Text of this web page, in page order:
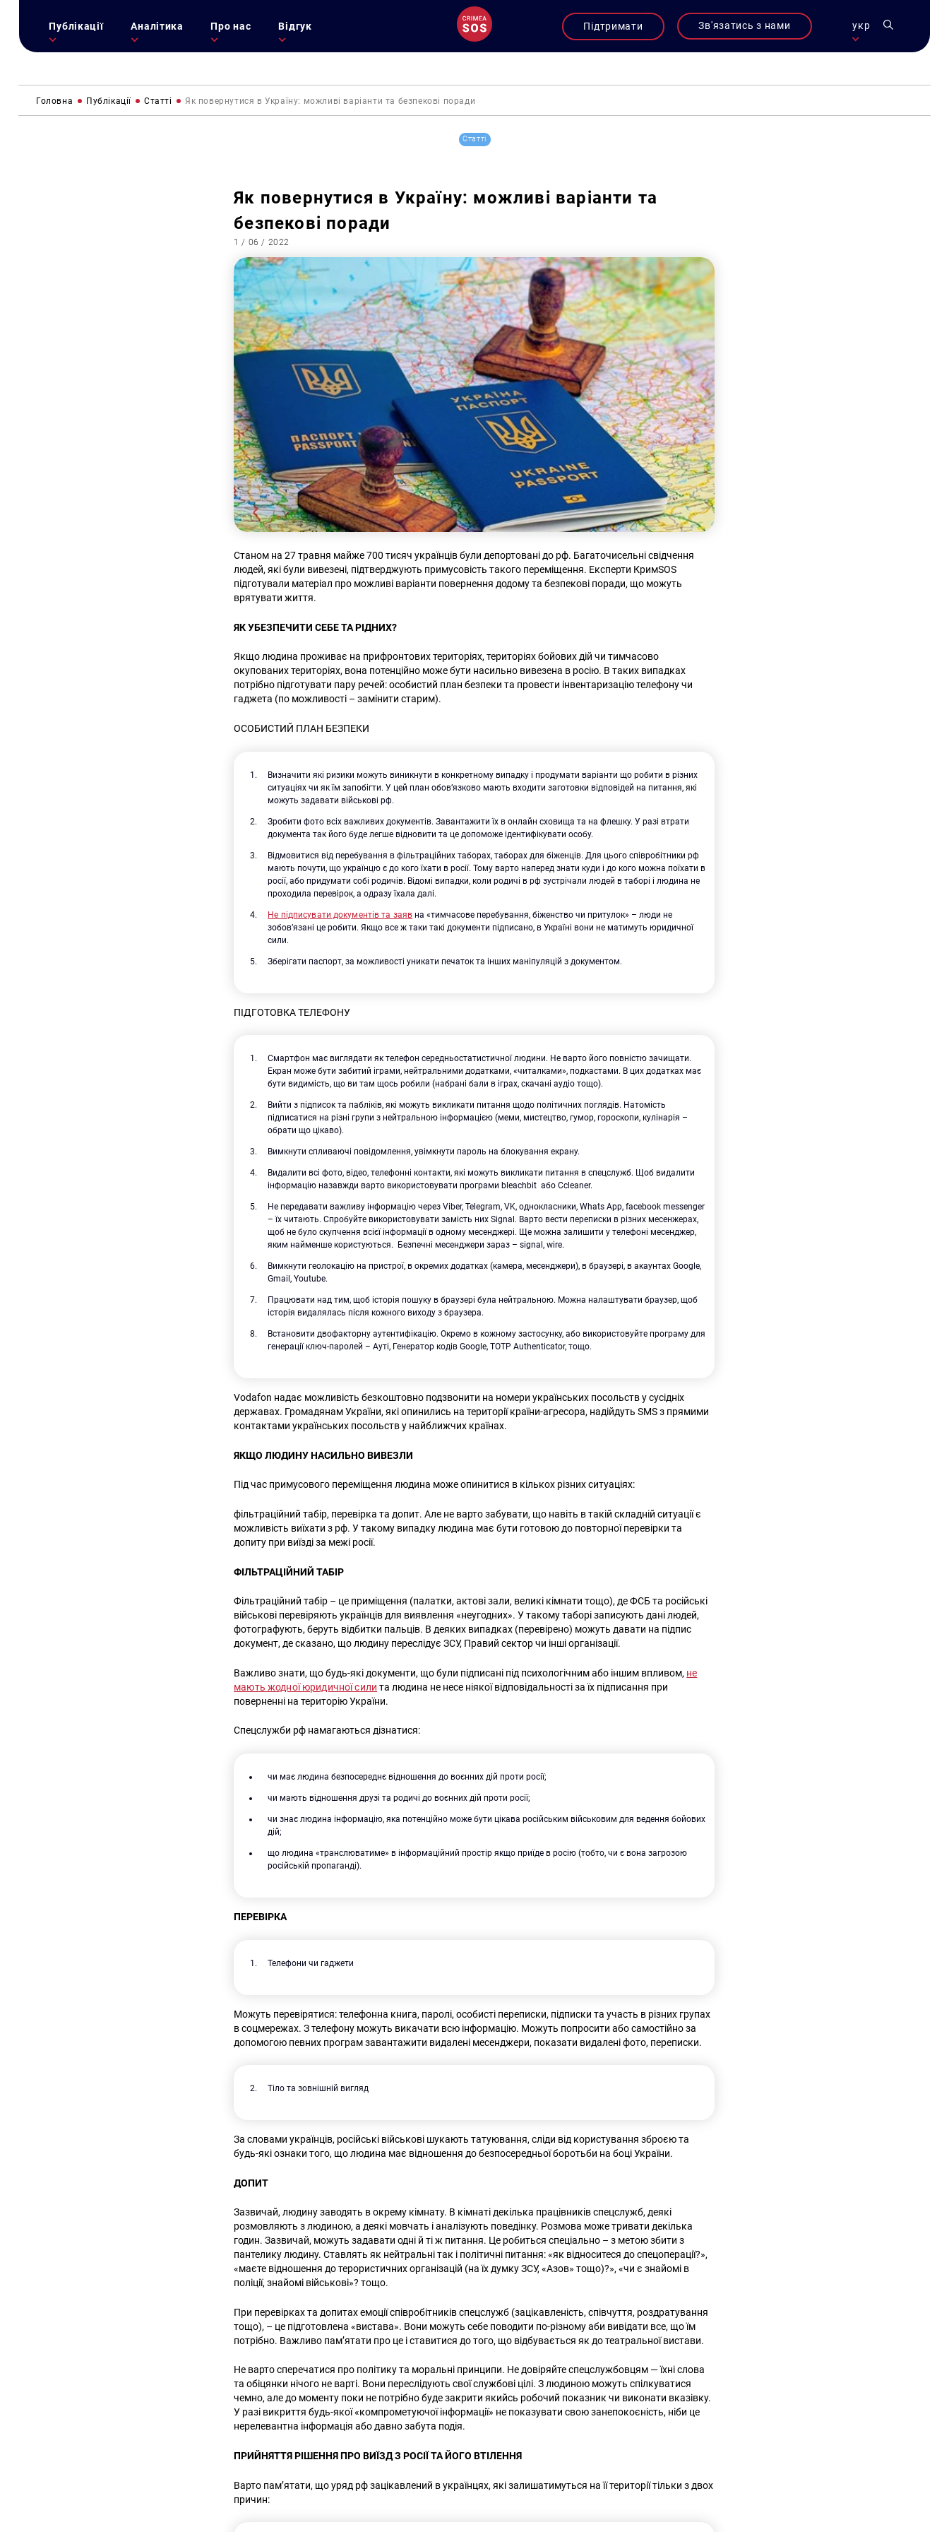
Публікації Аналітика Про нас Відгук Підтримати Зв'язатись з нами укр
Головна Публікації Статті Як повернутися в Україну: можливі варіанти та безпекові поради
Статті
Як повернутися в Україну: можливі варіанти та
безпекові поради
1 / 06 / 2022
Станом на 27 травня майже 700 тисяч українців були депортовані до рф. Багаточисельні свідчення
людей, які були вивезені, підтверджують примусовість такого переміщення. Експерти КримSOS
підготували матеріал про можливі варіанти повернення додому та безпекові поради, що можуть
врятувати життя.
ЯК УБЕЗПЕЧИТИ СЕБЕ ТА РІДНИХ?
Якщо людина проживає на прифронтових територіях, територіях бойових дій чи тимчасово
окупованих територіях, вона потенційно може бути насильно вивезена в росію. В таких випадках
потрібно підготувати пару речей: особистий план безпеки та провести інвентаризацію телефону чи
гаджета (по можливості – замінити старим).
ОСОБИСТИЙ ПЛАН БЕЗПЕКИ
Визначити які ризики можуть виникнути в конкретному випадку і продумати варіанти що робити в різних
ситуаціях чи як їм запобігти. У цей план обов’язково мають входити заготовки відповідей на питання, які
можуть задавати військові рф.
Зробити фото всіх важливих документів. Завантажити їх в онлайн сховища та на флешку. У разі втрати
документа так його буде легше відновити та це допоможе ідентифікувати особу.
Відмовитися від перебування в фільтраційних таборах, таборах для біженців. Для цього співробітники рф
мають почути, що українцю є до кого їхати в росії. Тому варто наперед знати куди і до кого можна поїхати в
росії, або придумати собі родичів. Відомі випадки, коли родичі в рф зустрічали людей в таборі і людина не
проходила перевірок, а одразу їхала далі.
Не підписувати документів та заяв на «тимчасове перебування, біженство чи притулок» – люди не
зобов’язані це робити. Якщо все ж таки такі документи підписано, в Україні вони не матимуть юридичної
сили.
Зберігати паспорт, за можливості уникати печаток та інших маніпуляцій з документом.
ПІДГОТОВКА ТЕЛЕФОНУ
Смартфон має виглядати як телефон середньостатистичної людини. Не варто його повністю зачищати.
Екран може бути забитий іграми, нейтральними додатками, «читалками», подкастами. В цих додатках має
бути видимість, що ви там щось робили (набрані бали в іграх, скачані аудіо тощо).
Вийти з підписок та пабліків, які можуть викликати питання щодо політичних поглядів. Натомість
підписатися на різні групи з нейтральною інформацією (меми, мистецтво, гумор, гороскопи, кулінарія –
обрати що цікаво).
Вимкнути спливаючі повідомлення, увімкнути пароль на блокування екрану.
Видалити всі фото, відео, телефонні контакти, які можуть викликати питання в спецслужб. Щоб видалити
інформацію назавжди варто використовувати програми bleachbit або Ccleaner.
Не передавати важливу інформацію через Viber, Telegram, VK, однокласники, Whats App, facebook messenger
– їх читають. Спробуйте використовувати замість них Signal. Варто вести переписки в різних месенжерах,
щоб не було скупчення всієї інформації в одному месенджері. Ще можна залишити у телефоні месенджер,
яким найменше користуються. Безпечні месенджери зараз – signal, wire.
Вимкнути геолокацію на пристрої, в окремих додатках (камера, месенджери), в браузері, в акаунтах Google,
Gmail, Youtube.
Працювати над тим, щоб історія пошуку в браузері була нейтральною. Можна налаштувати браузер, щоб
історія видалялась після кожного виходу з браузера.
Встановити двофакторну аутентифікацію. Окремо в кожному застосунку, або використовуйте програму для
генерації ключ-паролей – Ауті, Генератор кодів Google, TOTP Authenticator, тощо.
Vodafon надає можливість безкоштовно подзвонити на номери українських посольств у сусідніх
державах. Громадянам України, які опинились на території країни-агресора, надійдуть SMS з прямими
контактами українських посольств у найближчих країнах.
ЯКЩО ЛЮДИНУ НАСИЛЬНО ВИВЕЗЛИ
Під час примусового переміщення людина може опинитися в кількох різних ситуаціях:
фільтраційний табір, перевірка та допит. Але не варто забувати, що навіть в такій складній ситуації є
можливість виїхати з рф. У такому випадку людина має бути готовою до повторної перевірки та
допиту при виїзді за межі росії.
ФІЛЬТРАЦІЙНИЙ ТАБІР
Фільтраційний табір – це приміщення (палатки, актові зали, великі кімнати тощо), де ФСБ та російські
військові перевіряють українців для виявлення «неугодних». У такому таборі записують дані людей,
фотографують, беруть відбитки пальців. В деяких випадках (перевірено) можуть давати на підпис
документ, де сказано, що людину переслідує ЗСУ, Правий сектор чи інші організації.
Важливо знати, що будь-які документи, що були підписані під психологічним або іншим впливом, не
мають жодної юридичної сили та людина не несе ніякої відповідальності за їх підписання при
поверненні на територію України.
Спецслужби рф намагаються дізнатися:
чи має людина безпосереднє відношення до воєнних дій проти росії;
чи мають відношення друзі та родичі до воєнних дій проти росії;
чи знає людина інформацію, яка потенційно може бути цікава російським військовим для ведення бойових
дій;
що людина «транслюватиме» в інформаційний простір якщо приїде в росію (тобто, чи є вона загрозою
російській пропаганді).
ПЕРЕВІРКА
Телефони чи гаджети
Можуть перевірятися: телефонна книга, паролі, особисті переписки, підписки та участь в різних групах
в соцмережах. З телефону можуть викачати всю інформацію. Можуть попросити або самостійно за
допомогою певних програм завантажити видалені месенджери, показати видалені фото, переписки.
Тіло та зовнішній вигляд
За словами українців, російські військові шукають татуювання, сліди від користування зброєю та
будь-які ознаки того, що людина має відношення до безпосередньої боротьби на боці України.
ДОПИТ
Зазвичай, людину заводять в окрему кімнату. В кімнаті декілька працівників спецслужб, деякі
розмовляють з людиною, а деякі мовчать і аналізують поведінку. Розмова може тривати декілька
годин. Зазвичай, можуть задавати одні й ті ж питання. Це робиться спеціально – з метою збити з
пантелику людину. Ставлять як нейтральні так і політичні питання: «як відноситеся до спецоперації?»,
«маєте відношення до терористичних організацій (на їх думку ЗСУ, «Азов» тощо)?», «чи є знайомі в
поліції, знайомі військові»? тощо.
При перевірках та допитах емоції співробітників спецслужб (зацікавленість, співчуття, роздратування
тощо), – це підготовлена «вистава». Вони можуть себе поводити по-різному аби вивідати все, що їм
потрібно. Важливо пам’ятати про це і ставитися до того, що відбувається як до театральної вистави.
Не варто сперечатися про політику та моральні принципи. Не довіряйте спецслужбовцям — їхні слова
та обіцянки нічого не варті. Вони переслідують свої службові цілі. З людиною можуть спілкуватися
чемно, але до моменту поки не потрібно буде закрити якийсь робочий показник чи виконати вказівку.
У разі викриття будь-якої «компрометуючої інформації» не показувати свою занепокоєність, ніби це
нерелевантна інформація або давно забута подія.
ПРИЙНЯТТЯ РІШЕННЯ ПРО ВИЇЗД З РОСІЇ ТА ЙОГО ВТІЛЕННЯ
Варто пам’ятати, що уряд рф зацікавлений в українцях, які залишатимуться на її території тільки з двох
причин: